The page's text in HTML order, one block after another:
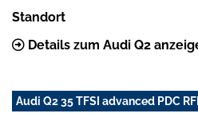
Standort
Details zum Audi Q2
Audi Q2 35 TFSI advanced PDC